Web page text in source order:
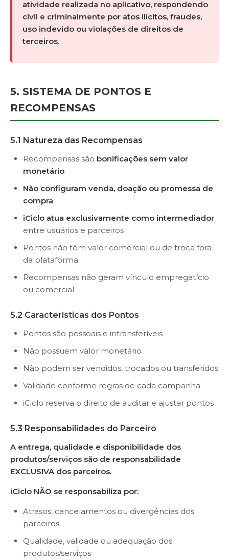
atividade realizada no aplicativo, respondendo
civil e criminalmente por atos ilícitos, fraudes,
uso indevido ou violações de direitos de
terceiros.
5. SISTEMA DE PONTOS E
RECOMPENSAS
5.1 Natureza das Recompensas
Recompensas são bonificações sem valor
monetário
Não configuram venda, doação ou promessa de
compra
iCiclo atua exclusivamente como intermediador
entre usuários e parceiros
Pontos não têm valor comercial ou de troca fora
da plataforma
Recompensas não geram vínculo empregatício
ou comercial
5.2 Características dos Pontos
Pontos são pessoais e intransferíveis
Não possuem valor monetário
Não podem ser vendidos, trocados ou transferidos
Validade conforme regras de cada campanha
iCiclo reserva o direito de auditar e ajustar pontos
5.3 Responsabilidades do Parceiro
A entrega, qualidade e disponibilidade dos
produtos/serviços são de responsabilidade
EXCLUSIVA dos parceiros.
iCiclo NÃO se responsabiliza por:
Atrasos, cancelamentos ou divergências dos
parceiros
Qualidade, validade ou adequação dos
produtos/serviços